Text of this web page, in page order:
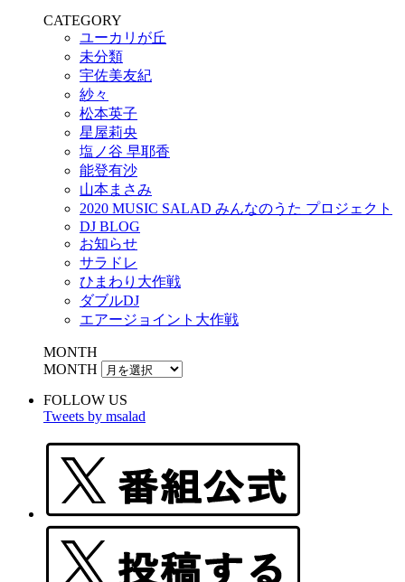
CATEGORY
ユーカリが丘
未分類
宇佐美友紀
紗々
松本英子
星屋莉央
塩ノ谷 早耶香
能登有沙
山本まさみ
2020 MUSIC SALAD みんなのうた プロジェクト
DJ BLOG
お知らせ
サラドレ
ひまわり大作戦
ダブルDJ
エアージョイント大作戦
MONTH
MONTH
FOLLOW US
Tweets by msalad